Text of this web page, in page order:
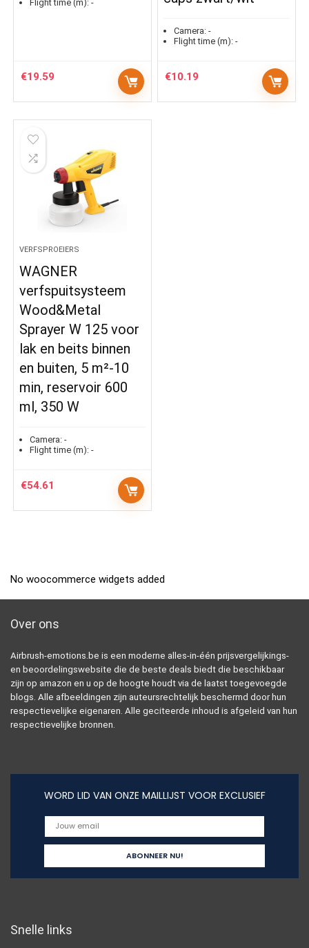
Flight time (m): -
€19.59
Camera: -
Flight time (m): -
€10.19
VERFSPROEIERS
WAGNER
verfspuitsysteem
Wood&Metal
Sprayer W 125 voor
lak en beits binnen
en buiten, 5 m²-10
min, reservoir 600
ml, 350 W
Camera: -
Flight time (m): -
€54.61
No woocommerce widgets added
Over ons
Airbrush-emotions.be is een moderne alles-in-één prijsvergelijkings-
en beoordelingswebsite die de beste deals biedt die beschikbaar
zijn op amazon en u op de hoogte houdt via de laatst toegevoegde
blogs. Alle afbeeldingen zijn auteursrechtelijk beschermd door hun
respectievelijke eigenaren. Alle geciteerde inhoud is afgeleid van hun
respectievelijke bronnen.
WORD LID VAN ONZE MAILLIJST VOOR EXCLUSIEF
Snelle links